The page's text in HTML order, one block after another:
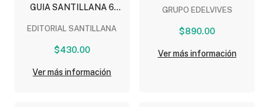
GUIA SANTILLANA 6
(INCLUYE ESCENARIOS,
CUADERNO DE
MULTIPLES LENGUAJES ,
EDITORIAL SANTILLANA
$430.00
Ver más información
GRUPO EDELVIVES
$890.00
Ver más información